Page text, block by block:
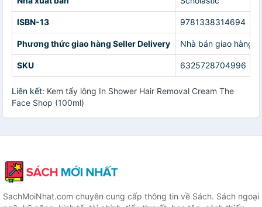
ISBN-13 9781338314694
Phương thức giao hàng Seller Delivery Nhà bán giao hàng
SKU 6325728704996
Liên kết: Kem tẩy lông In Shower Hair Removal Cream The
Face Shop (100ml)
SachMoiNhat.com chuyên cung cấp thông tin về Sách. Sách ngoại